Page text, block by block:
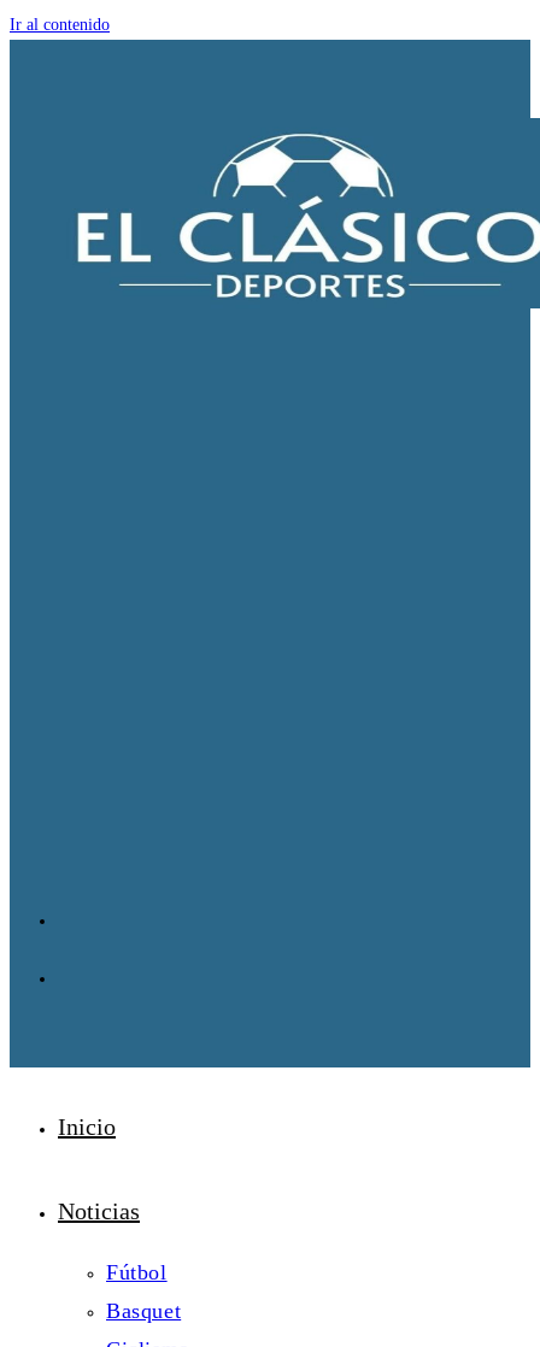
Ir al contenido
Inicio
Noticias
Fútbol
Basquet